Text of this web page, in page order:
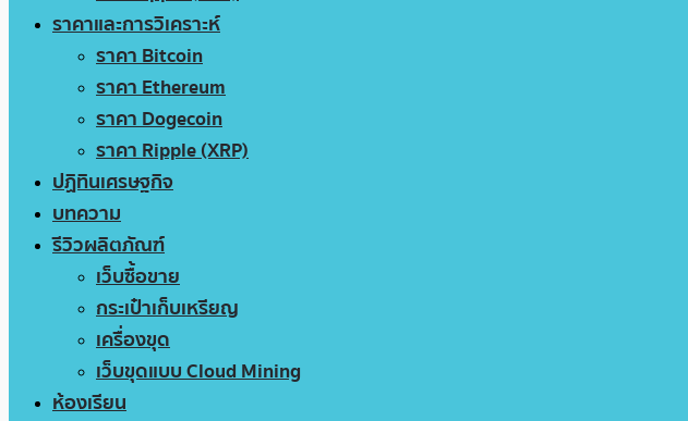
ราคาและการวิเคราะห์
ราคา Bitcoin
ราคา Ethereum
ราคา Dogecoin
ราคา Ripple (XRP)
ปฏิทินเศรษฐกิจ
บทความ
รีวิวผลิตภัณฑ์
เว็บซื้อขาย
กระเป๋าเก็บเหรียญ
เครื่องขุด
เว็บขุดแบบ Cloud Mining
ห้องเรียน